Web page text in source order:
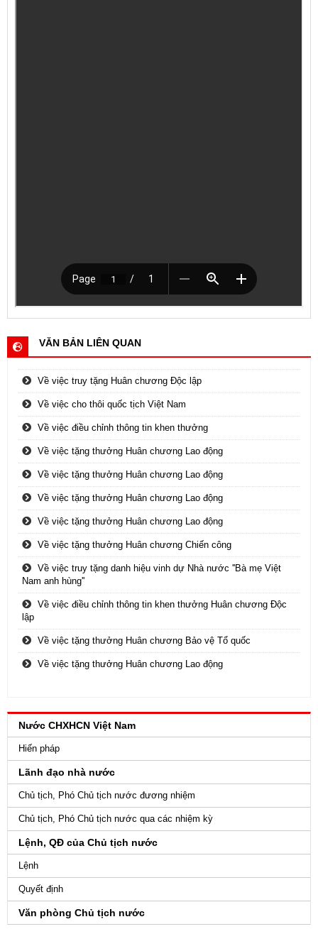
VĂN BẢN LIÊN QUAN
Về việc truy tặng Huân chương Độc lập
Về việc cho thôi quốc tịch Việt Nam
Về việc điều chỉnh thông tin khen thưởng
Về việc tặng thưởng Huân chương Lao động
Về việc tặng thưởng Huân chương Lao động
Về việc tặng thưởng Huân chương Lao động
Về việc tặng thưởng Huân chương Lao động
Về việc tặng thưởng Huân chương Chiến công
Về việc truy tặng danh hiệu vinh dự Nhà nước ''Bà mẹ Việt
Nam anh hùng''
Về việc điều chỉnh thông tin khen thưởng Huân chương Độc
lập
Về việc tặng thưởng Huân chương Bảo vệ Tổ quốc
Về việc tặng thưởng Huân chương Lao động
Nước CHXHCN Việt Nam
Hiến pháp
Lãnh đạo nhà nước
Chủ tịch, Phó Chủ tịch nước đương nhiệm
Chủ tịch, Phó Chủ tịch nước qua các nhiệm kỳ
Lệnh, QĐ của Chủ tịch nước
Lệnh
Quyết định
Văn phòng Chủ tịch nước